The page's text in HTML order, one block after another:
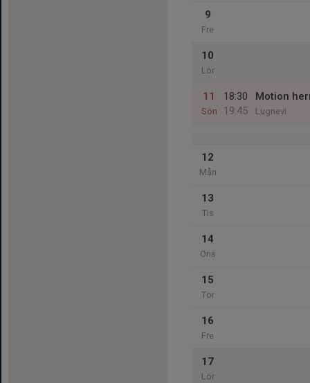
9
Fre
10
Lör
11
Sön
18:30
19:45
Motion
Lugnevi
12
Mån
13
Tis
14
Ons
15
Tor
16
Fre
17
Lör